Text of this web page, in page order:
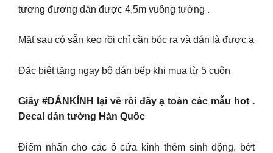
tương đương dán được 4,5m vuông tường .
Mặt sau có sẵn keo rồi chỉ cần bóc ra và dán là được ạ
Đặc biệt tặng ngay bộ dán bếp khi mua từ 5 cuộn
Giấy #DÁNKÍNH lại về rồi đầy ạ toàn các mẫu hot .
Decal dán tường Hàn Quốc
Điểm nhấn cho các ô cửa kính thêm sinh động, bớt